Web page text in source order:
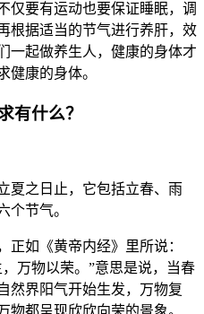
仅要有运动也要保证睡眠，调
根据适当的节气进行养肝，效
一起做养生人，健康的身体才
健康的身体。
有什么？
夏之日止，它包括立春、雨
个节气。
正如《黄帝内经》里所说：
万物以荣。”意思是说，当春
然界阳气开始生发，万物复
物都呈现欣欣向荣的景象。